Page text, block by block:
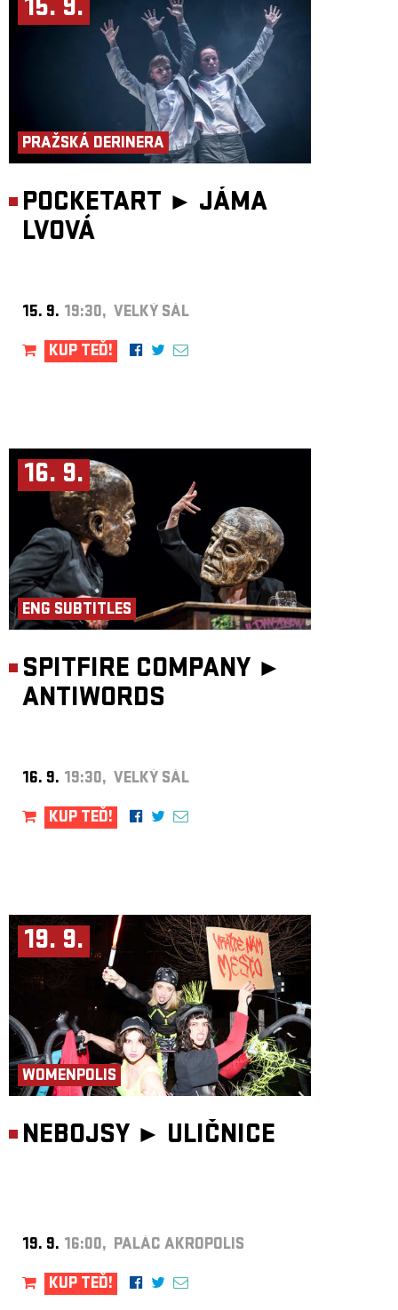
15. 9.
PRAŽSKÁ DERINERA
POCKETART ► JÁMA
LVOVÁ
15. 9. 19:30, VELKÝ SÁL
KUP TEĎ!
16. 9.
ENG SUBTITLES
SPITFIRE COMPANY ►
ANTIWORDS
16. 9. 19:30, VELKÝ SÁL
KUP TEĎ!
19. 9.
WOMENPOLIS
NEBOJSY ► ULIČNICE
19. 9. 16:00, PALÁC AKROPOLIS
KUP TEĎ!